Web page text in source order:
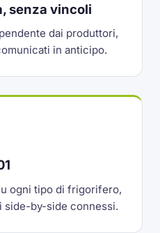
senza vincoli
dai produttori,
in anticipo.
ogni tipo di frigorifero,
side-by-side connessi.